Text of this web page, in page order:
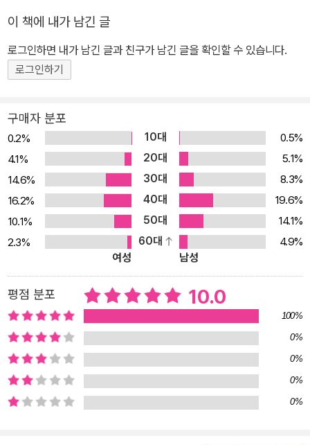
이 책에 내가 남긴 글
로그인하면 내가 남긴 글과 친구가 남긴 글을 확인할 수 있습니다.
로그인하기
구매자 분포
0.2% 10대
0.5%
4.1%
20대
5.1%
14.6%
30대
8.3%
16.2%
40대
19.6%
10.1%
50대
14.1%
2.3%
60대
4.9%
여성
남성
평점 분포 10.0
100%
0%
0%
0%
0%